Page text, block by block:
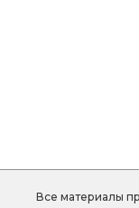
Все материалы